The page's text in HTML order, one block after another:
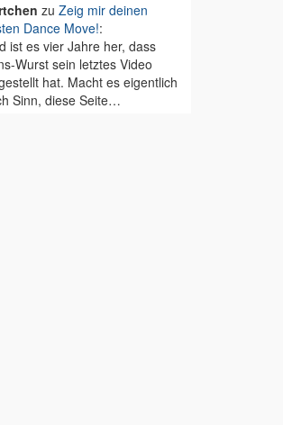
zu Zeig mir deinen
Dance Move!:
ist es vier Jahre her, dass
Wurst sein letztes Video
hat. Macht es eigentlich
Sinn, diese Seite…